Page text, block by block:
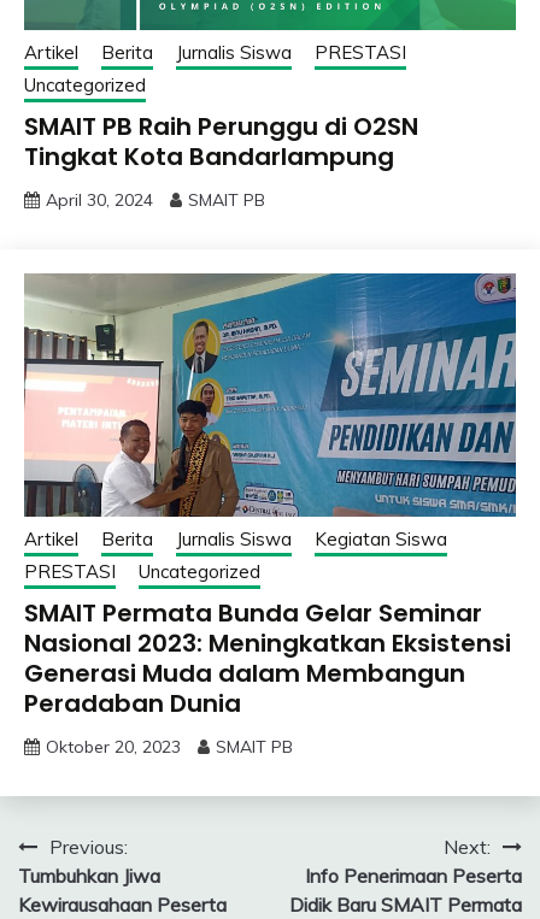
Artikel Berita Jurnalis Siswa
PRESTASI
Uncategorized
SMAIT PB Raih Perunggu di O2SN
Tingkat Kota Bandarlampung
April 30, 2024 SMAIT PB
Artikel Berita Jurnalis Siswa
Kegiatan Siswa
PRESTASI
Uncategorized
SMAIT Permata Bunda Gelar Seminar
Nasional 2023: Meningkatkan Eksistensi
Generasi Muda dalam Membangun
Peradaban Dunia
Oktober 20, 2023 SMAIT PB
Navigasi
pos
Previous:
Tumbuhkan Jiwa
Kewirausahaan Peserta
Next:
Info Penerimaan Peserta
Didik Baru SMAIT Permata